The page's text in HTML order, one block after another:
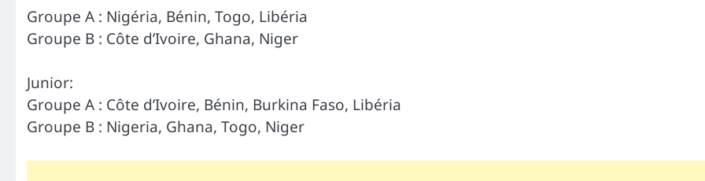
Groupe A : Nigéria, Bénin, Togo, Libéria
Groupe B : Côte d’Ivoire, Ghana, Niger
Junior:
Groupe A : Côte d’Ivoire, Bénin, Burkina Faso, Libéria
Groupe B : Nigeria, Ghana, Togo, Niger